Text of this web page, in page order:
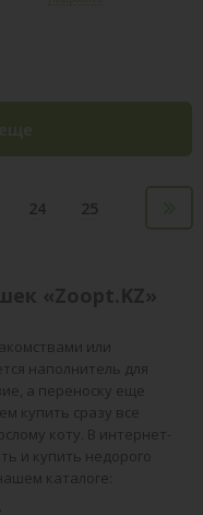
24 25
или
наполнитель для
а переноску еще
купить сразу все
коту. В интернет-
и купить недорого
каталоге: